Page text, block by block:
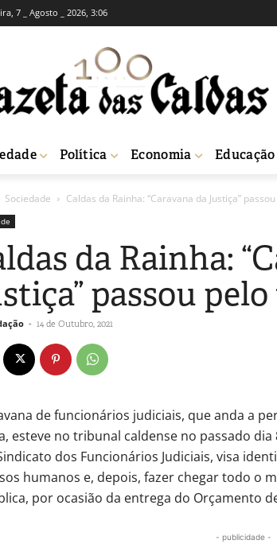
7 _ Agosto _ 2026, 3:06
Política Economia Educação
Sociedade Caldas da Rainha: “Caravana da Justiça”
da Rainha:
passou
- 14 de Outubro, 2021
de funcionários judiciais, que anda a
esteve no tribunal caldense no passado
dos Funcionários Judiciais, visa
humanos e, depois, fazer chegar todo o
por ocasião da entrega do Orçamento
- publicidade -